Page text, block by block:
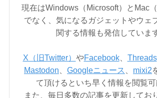
現在はWindows（Microsoft）とMac
でなく、気になるガジェットやウェ
関する情報も発信していま
X（旧Twitter） やFacebook、 Threads
Mastodon
Googleニュース mixi2
て頂けるといち早く情報を閲覧可
また、毎日多数の記事を更新してお